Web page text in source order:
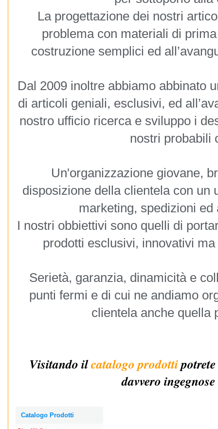
La progettazione dei nostri
problema con materiali di
costruzione semplici ed
Dal 2009 inoltre abbiamo abbinato
di articoli geniali, esclusivi, ed
nostro ufficio ricerca e sviluppo i
nostri probabili
Un'organizzazione giovane,
disposizione della clientela con un
marketing, spedizioni
I nostri obbiettivi sono quelli di
prodotti esclusivi, innovativi
Serietà, garanzia, dinamicità e
punti fermi e di cui ne andiamo
clientela anche quella
Visitando ilcatalogo prodotti
davvero
Catalogo Prodotti